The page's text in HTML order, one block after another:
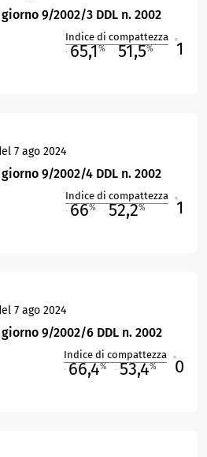
9/2002/3 DDL n. 2002
Indice di compattezza
65,1% 51,5% 1
7 ago 2024
9/2002/4 DDL n. 2002
Indice di compattezza
66% 52,2% 1
7 ago 2024
9/2002/6 DDL n. 2002
Indice di compattezza
66,4% 53,4% 0